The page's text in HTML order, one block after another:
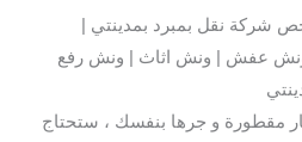
شركة نقل بمبرد بمدينتي |
ونش عفش | ونش اثاث | ونش رفع
مقطورة و جرها بنفسك ، ستحتاج